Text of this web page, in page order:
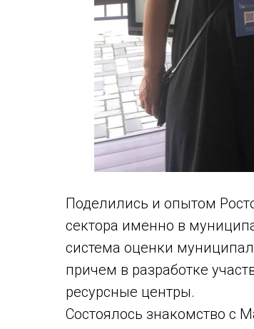
Поделились и опытом
сектора именно в
система оценки
причем в разработке
ресурсные центры.
Состоялось знакомство с